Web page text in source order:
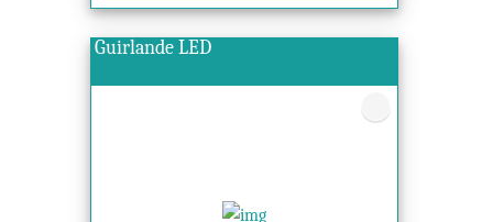
Guirlande LED